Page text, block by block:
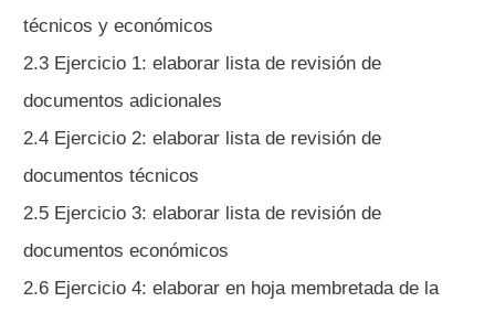
técnicos y económicos
2.3 Ejercicio 1: elaborar lista de revisión de
documentos adicionales
2.4 Ejercicio 2: elaborar lista de revisión de
documentos técnicos
2.5 Ejercicio 3: elaborar lista de revisión de
documentos económicos
2.6 Ejercicio 4: elaborar en hoja membretada de la